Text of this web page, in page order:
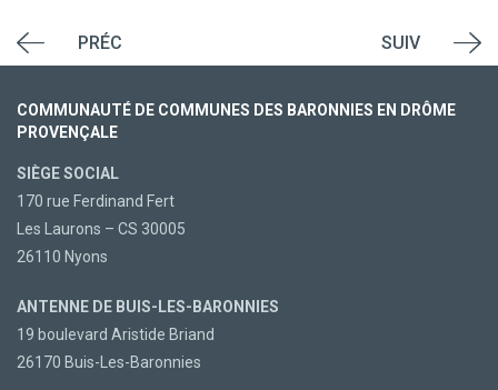
PRÉC SUIV
COMMUNAUTÉ DE COMMUNES DES BARONNIES EN DRÔME
PROVENÇALE
SIÈGE SOCIAL
170 rue Ferdinand Fert
Les Laurons – CS 30005
26110 Nyons
ANTENNE DE BUIS-LES-BARONNIES
19 boulevard Aristide Briand
26170 Buis-Les-Baronnies